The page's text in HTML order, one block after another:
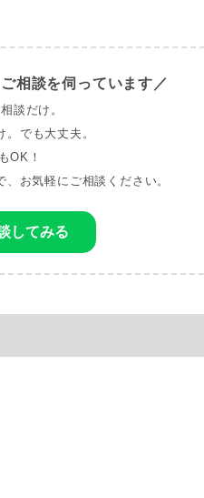
相談を伺っています／
談だけ。
でも大丈夫。
OK！
お気軽にご相談ください。
してみる